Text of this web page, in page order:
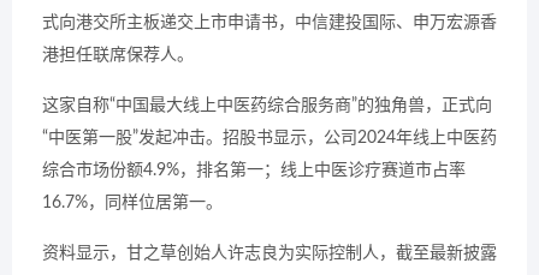
式向港交所主板递交上市申请书，中信建投国际、申万宏源香
港担任联席保荐人。
这家自称“中国最大线上中医药综合服务商”的独角兽，正式向
“中医第一股”发起冲击。招股书显示，公司2024年线上中医药
综合市场份额4.9%，排名第一；线上中医诊疗赛道市占率
16.7%，同样位居第一。
资料显示，甘之草创始人许志良为实际控制人，截至最新披露